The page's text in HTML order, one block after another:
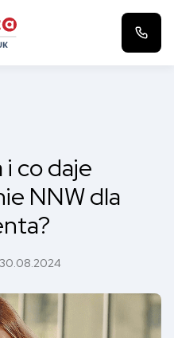
i co daje
NNW dla
30.08.2024